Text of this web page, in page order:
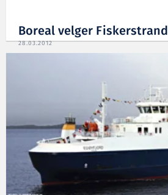
Boreal velger Fiskerstrand
28.03.2012